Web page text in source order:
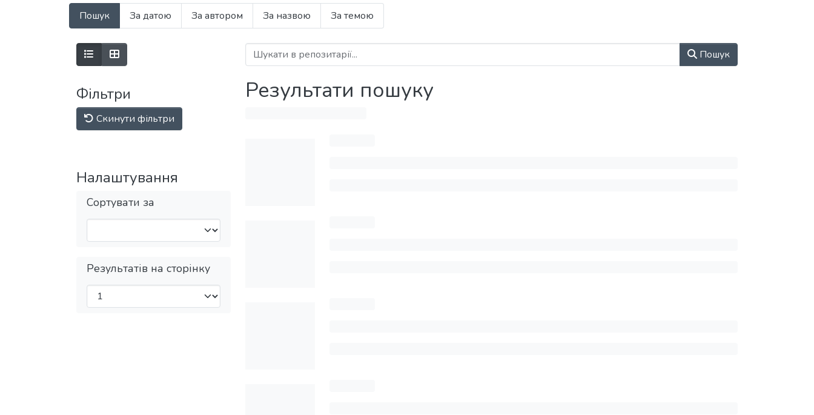
Пошук За датою За автором За назвою За темою
Фільтри
Скинути фільтри
Налаштування
Сортувати за
Результатів на сторінку
Пошук
Результати пошуку